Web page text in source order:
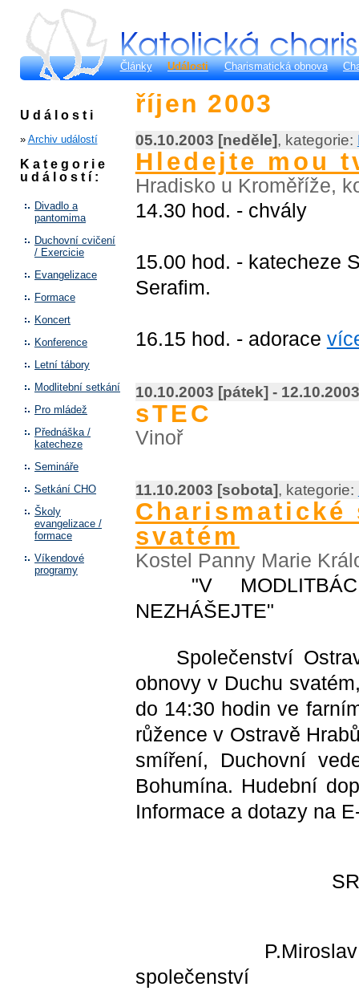
Články Události Charismatická obnova
Události
» Archiv událostí
Kategorie
událostí:
Divadlo a
pantomima
Duchovní cvičení
/ Exercicie
Evangelizace
Formace
Koncert
Konference
Letní tábory
Modlitební setkání
Pro mládež
Přednáška /
katecheze
Semináře
Setkání CHO
Školy
evangelizace /
formace
Víkendové
programy
říjen 2003
05.10.2003 [neděle], kategorie:
Hledejte mou
Hradisko u Kroměříže,
14.30 hod. - chvály
15.00 hod. - katecheze
Serafim.
16.15 hod. - adorace
10.10.2003 [pátek] -
sTEC
Vinoř
11.10.2003 [sobota], kategorie:
Charismatické
svatém
Kostel Panny Marie
"V MODLITBÁCH
NEZHÁŠEJTE"
Společenství
obnovy v Duchu
do 14:30 hodin ve
růžence v Ostravě
smíření, Duchovní
Bohumína. Hudební
Informace a dotazy na
P.Miroslav Straka
společenství